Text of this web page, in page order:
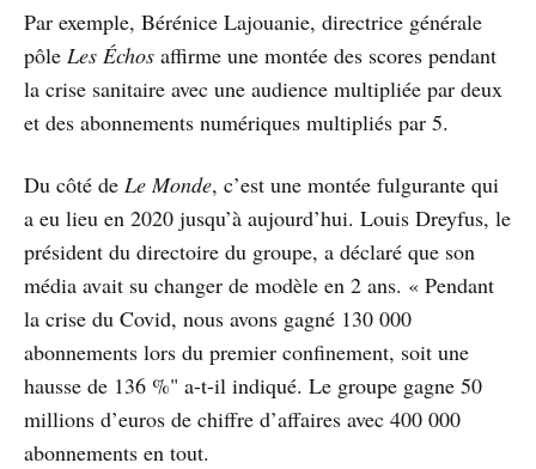
Par exemple, Bérénice Lajouanie, directrice générale
pôle Les Échos affirme une montée des scores pendant
la crise sanitaire avec une audience multipliée par deux
et des abonnements numériques multipliés par 5.
Du côté de Le Monde, c’est une montée fulgurante qui
a eu lieu en 2020 jusqu’à aujourd’hui. Louis Dreyfus, le
président du directoire du groupe, a déclaré que son
média avait su changer de modèle en 2 ans. « Pendant
la crise du Covid, nous avons gagné 130 000
abonnements lors du premier confinement, soit une
hausse de 136 %" a-t-il indiqué. Le groupe gagne 50
millions d’euros de chiffre d’affaires avec 400 000
abonnements en tout.